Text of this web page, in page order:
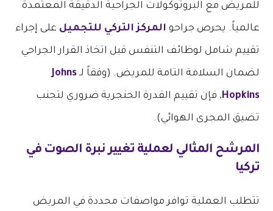
للمريض مع البروتوكولات الجراحية الدقيقة المعتمدة
عالمياً. يحرص جراحو المركز التركي للتجميل على إجراء
تقييم شامل لوظائف التنفس قبل اتخاذ القرار الجراحي
لضمان السلامة التامة للمريض. (وفقاً لـJohns
Hopkins, فإن تقييم القدرة الحنجرية ضروري لتجنب
تضيق المجرى الهوائي).
المرشح المثالي لعملية تغيير نبرة الصوت في
تركيا
تتطلب العملية توافر مواصفات محددة في المريض